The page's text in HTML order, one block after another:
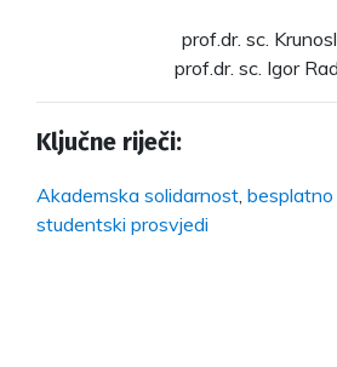
prof.dr. sc.
prof.dr. sc. Igor
Ključne riječi:
Akademska solidarnost,
studentski prosvjedi